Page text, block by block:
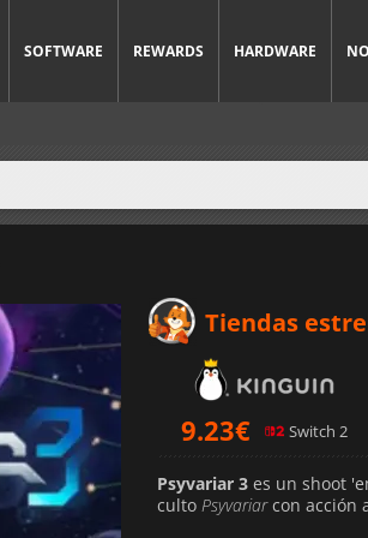
SOFTWARE REWARDS HARDWARE
Tiendas
9.23€ Switch 2
Psyvariar 3 es un shoot
culto Psyvariarcon acción